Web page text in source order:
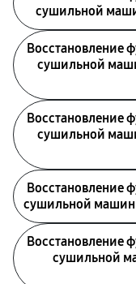
сушильной
Восстановление
сушильной
Восстановление
сушильной
Восстановление
сушильной
Восстановление
сушильной